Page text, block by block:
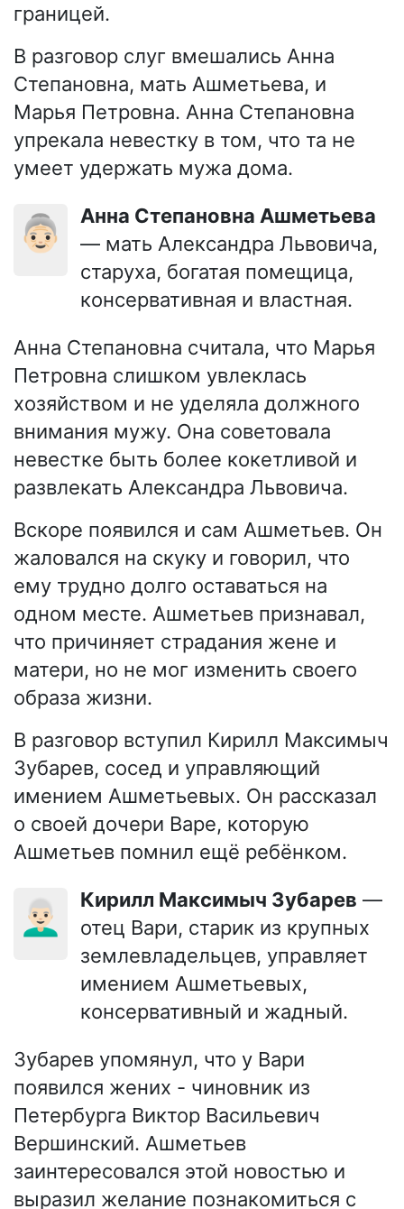
границей.
В разговор слуг вмешались Анна
Степановна, мать Ашметьева, и
Марья Петровна. Анна Степановна
упрекала невестку в том, что та не
умеет удержать мужа дома.
👵🏻
Анна Степановна Ашметьева
— мать Александра Львовича,
старуха, богатая помещица,
консервативная и властная.
Анна Степановна считала, что Марья
Петровна слишком увлеклась
хозяйством и не уделяла должного
внимания мужу. Она советовала
невестке быть более кокетливой и
развлекать Александра Львовича.
Вскоре появился и сам Ашметьев. Он
жаловался на скуку и говорил, что
ему трудно долго оставаться на
одном месте. Ашметьев признавал,
что причиняет страдания жене и
матери, но не мог изменить своего
образа жизни.
В разговор вступил Кирилл Максимыч
Зубарев, сосед и управляющий
имением Ашметьевых. Он рассказал
о своей дочери Варе, которую
Ашметьев помнил ещё ребёнком.
👨🏻‍🦳 Кирилл Максимыч Зубарев —
отец Вари, старик из крупных
землевладельцев, управляет
имением Ашметьевых,
консервативный и жадный.
Зубарев упомянул, что у Вари
появился жених - чиновник из
Петербурга Виктор Васильевич
Вершинский. Ашметьев
заинтересовался этой новостью и
выразил желание познакомиться с